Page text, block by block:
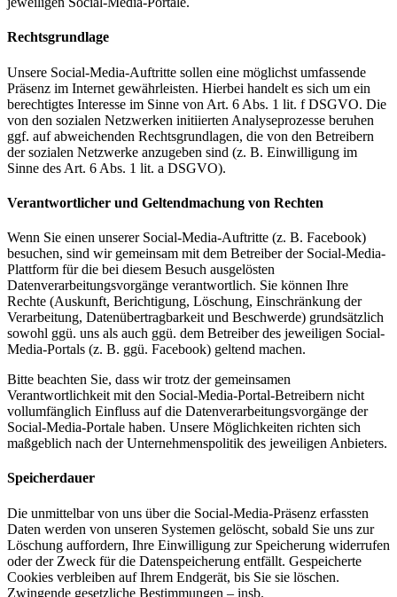
Rechtsgrundlage
Unsere Social-Media-Auftritte sollen eine möglichst umfassende
Präsenz im Internet gewährleisten. Hierbei handelt es sich um ein
berechtigtes Interesse im Sinne von Art. 6 Abs. 1 lit. f DSGVO. Die
von den sozialen Netzwerken initiierten Analyseprozesse beruhen
ggf. auf abweichenden Rechtsgrundlagen, die von den Betreibern
der sozialen Netzwerke anzugeben sind (z. B. Einwilligung im
Sinne des Art. 6 Abs. 1 lit. a DSGVO).
Verantwortlicher und Geltendmachung von Rechten
Wenn Sie einen unserer Social-Media-Auftritte (z. B. Facebook)
besuchen, sind wir gemeinsam mit dem Betreiber der Social-Media-
Plattform für die bei diesem Besuch ausgelösten
Datenverarbeitungsvorgänge verantwortlich. Sie können Ihre
Rechte (Auskunft, Berichtigung, Löschung, Einschränkung der
Verarbeitung, Datenübertragbarkeit und Beschwerde) grundsätzlich
sowohl ggü. uns als auch ggü. dem Betreiber des jeweiligen Social-
Media-Portals (z. B. ggü. Facebook) geltend machen.
Bitte beachten Sie, dass wir trotz der gemeinsamen
Verantwortlichkeit mit den Social-Media-Portal-Betreibern nicht
vollumfänglich Einfluss auf die Datenverarbeitungsvorgänge der
Social-Media-Portale haben. Unsere Möglichkeiten richten sich
maßgeblich nach der Unternehmenspolitik des jeweiligen Anbieters.
Speicherdauer
Die unmittelbar von uns über die Social-Media-Präsenz erfassten
Daten werden von unseren Systemen gelöscht, sobald Sie uns zur
Löschung auffordern, Ihre Einwilligung zur Speicherung widerrufen
oder der Zweck für die Datenspeicherung entfällt. Gespeicherte
Cookies verbleiben auf Ihrem Endgerät, bis Sie sie löschen.
Zwingende gesetzliche Bestimmungen – insb.